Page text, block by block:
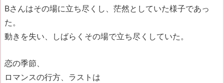
Bさんはその場に立ち尽くし、茫然としていた様子であっ
た。
動きを失い、しばらくその場で立ち尽くしていた。
恋の季節、
ロマンスの行方、ラストは